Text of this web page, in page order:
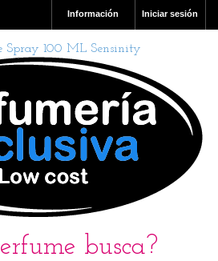
Iniciar sesión
Información
Spray 100 ML Sensinity
busca?